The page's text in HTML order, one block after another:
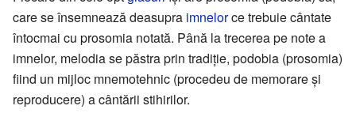
care se însemnează deasupra imnelorce trebuie cântate
întocmai cu prosomia notată. Până la trecerea pe note a
imnelor, melodia se păstra prin tradiție, podobia (prosomia)
fiind un mijloc mnemotehnic (procedeu de memorare și
reproducere) a cântării stihirilor.